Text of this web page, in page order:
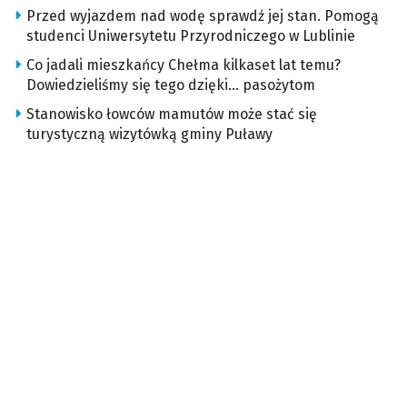
Przed wyjazdem nad wodę sprawdź jej stan. Pomogą
studenci Uniwersytetu Przyrodniczego w Lublinie
Co jadali mieszkańcy Chełma kilkaset lat temu?
Dowiedzieliśmy się tego dzięki… pasożytom
Stanowisko łowców mamutów może stać się
turystyczną wizytówką gminy Puławy